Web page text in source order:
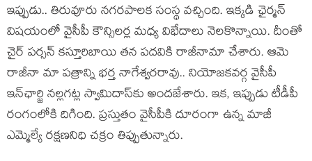
ఇప్పుడు.. తిరువూరు న‌గ‌ర‌పాల‌క సంస్థ వ‌చ్చింది. ఇక్క‌డి ఛైర్మన్‌
విషయంలో వైసీపీ కౌన్సిలర్ల మధ్య విభేదాలు నెల‌కొన్నాయి. దీంతో
చైర్ ప‌ర్స‌న్ క‌స్తూరిబాయి త‌న ప‌ద‌వికి రాజీనామా చేశారు. ఆమె
రాజీనా మా ప‌త్రాన్ని భర్త నాగేశ్వరరావు.. నియోజకవర్గ వైసీపీ
ఇన్‌ఛార్జి నల్లగట్ల స్వామిదాస్‌కు అందజేశారు. ఇక‌, ఇప్పుడు టీడీపీ
రంగంలోకి దిగింది. ప్ర‌స్తుతం వైసీపీకి దూరంగా ఉన్న మాజీ
ఎమ్మెల్యే ర‌క్ష‌ణ‌నిధి చ‌క్రం తిప్పుతున్నారు.